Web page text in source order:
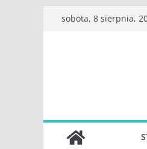
Przejdźsobota, 8 sierpnia,